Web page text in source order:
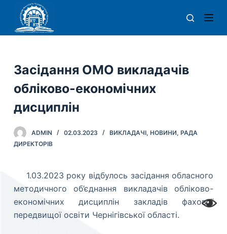
р
й
и
о
в
м
Засідання ОМО викладачів
обліково-економічних
дисциплін
ADMIN 02.03.2023 ВИКЛАДАЧІ, НОВИНИ, РАДА
ДИРЕКТОРІВ
1.03.2023 року відбулось засідання обласного
методичного об’єднання викладачів обліково-
економічних дисциплін закладів фахової
передвищої освіти Чернігівської області.